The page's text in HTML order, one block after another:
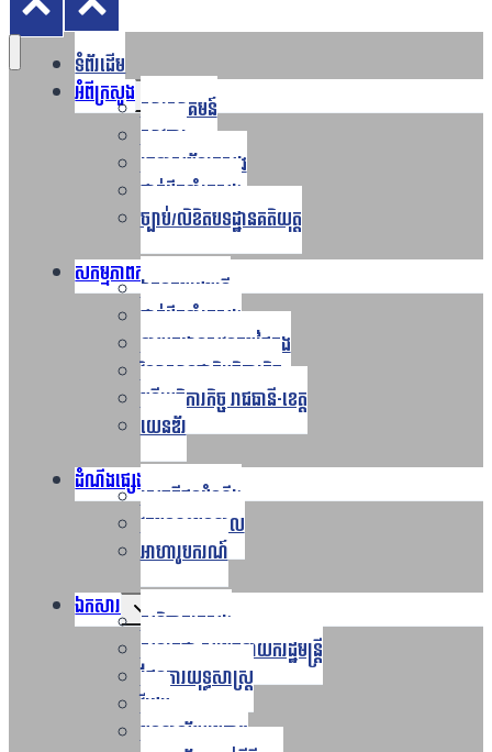
ទំព័រដើម
អំពីក្រសួង child
សារស្វាគមន៍
សាវតារ
រចនាសម្ព័ន្ធក្រសួង​
ថ្នាក់ដឹកនាំក្រសួង
ច្បាប់/លិខិតបទដ្ឋានគតិយុត្ត
សកម្មភាពការងារ
child
menu
ឯកឧត្ដមរដ្ឋមន្ត្រី
ថ្នាក់ដឹកនាំក្រសួង
នាយកដ្ឋានសវនកម្មផ្ទៃក្នុង
វិទ្យាស្ថានជាតិអធិការកិច្ច
មន្ទីរអធិការកិច្ច រាជធានី-ខេត្ត
យេនឌ័រ
ដំណឹងផ្សេងៗ
child
សេចក្តីជូនដំណឹង
វគ្គបណ្តុះបណ្តាល
អាហារូបករណ៍
ឯកសារ
Toggle
child
menu
សន្និបាតក្រសួង
សន្ទរកថា សម្តេចនាយករដ្ឋមន្ត្រី
ផែនការយុទ្ធសាស្រ្ត
វីដេអូ
បណ្ណាល័យរូបភាព